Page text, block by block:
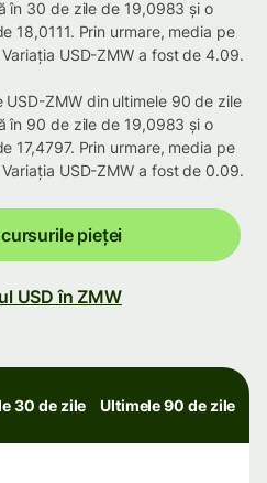
în 30 de zile de 19,0983 și o
18,0111. Prin urmare, media pe
USD-ZMW a fost de 4.09.
ZMW din ultimele 90 de zile
în 90 de zile de 19,0983 și o
17,4797. Prin urmare, media pe
USD-ZMW a fost de 0.09.
pieței
USD în ZMW
30 de zile Ultimele 90 de zile